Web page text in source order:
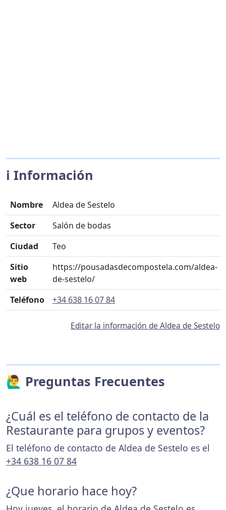
ℹ️ Información
Nombre
Aldea de Sestelo
Sector
Salón de bodas
Ciudad
Teo
Sitio
web
https://pousadasdecompostela.com/aldea-
de-sestelo/
Teléfono
+34 638 16 07 84
Editar la información de Aldea de Sestelo
🙋‍♂️ Preguntas Frecuentes
¿Cuál es el teléfono de contacto de la
Restaurante para grupos y eventos?
El teléfono de contacto de Aldea de Sestelo es el
+34 638 16 07 84
¿Que horario hace hoy?